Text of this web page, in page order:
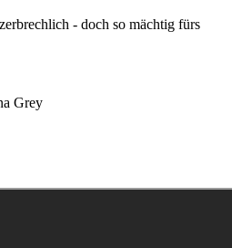
- doch so mächtig fürs
Grey